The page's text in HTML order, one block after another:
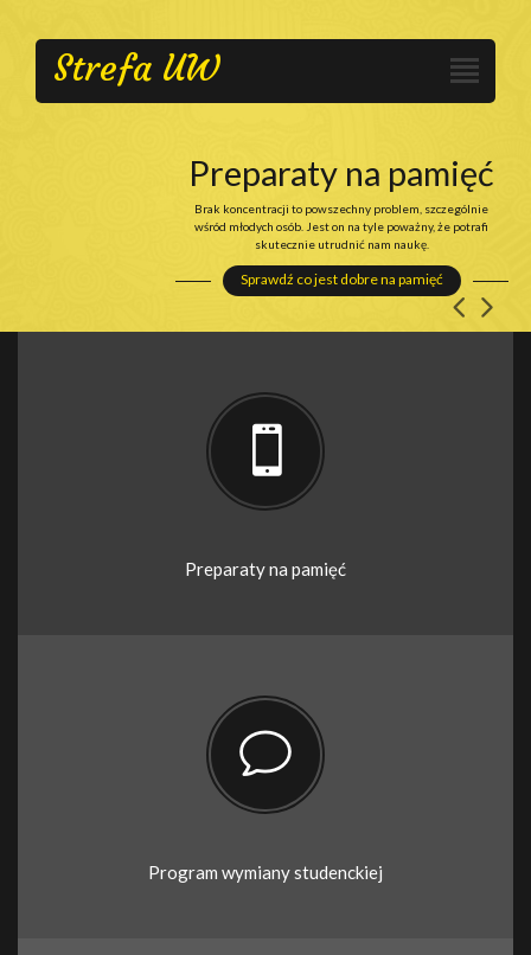
Strefa UW
Preparaty na pamięć
Brak koncentracji to powszechny problem, szczególnie
wśród młodych osób. Jest on na tyle poważny, że potrafi
skutecznie utrudnić nam naukę.
Sprawdź co jest dobre na pamięć
Preparaty na pamięć
Program wymiany studenckiej